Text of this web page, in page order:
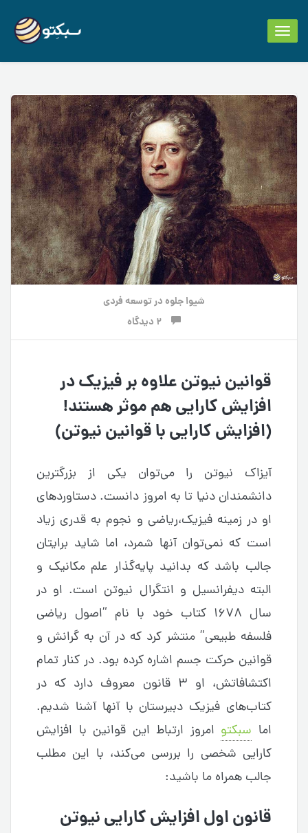
Toggle
navigation
شیوا جلوهدرتوسعه فردی
قوانین نیوتن علاوه بر فیزیک در
افزایش کارایی هم موثر هستند!
(افزایش کارایی با قوانین نیوتن)
آیزاک نیوتن را می‌توان یکی از بزرگترین
دانشمندان دنیا تا به امروز دانست. دستاوردهای
او در زمینه فیزیک،ریاضی و نجوم به قدری زیاد
است که نمی‌توان آنها شمرد، اما شاید برایتان
جالب باشد که بدانید پایه‌گذار علم مکانیک و
البته دیفرانسیل و انتگرال نیوتن است. او در
سال ۱۶۷۸ کتاب خود با نام “اصول ریاضی
فلسفه طبیعی” منتشر کرد که در آن به گرانش و
قوانین حرکت جسم اشاره کرده بود. در کنار تمام
اکتشافاتش، او ۳ قانون معروف دارد که در
کتاب‌های فیزیک دبیرستان با آنها آشنا شدیم.
اما سبکتو امروز ارتباط این قوانین با افزایش
کارایی شخصی را بررسی می‌کند، با این مطلب
جالب همراه ما باشید:
قانون اول افزایش کارایی نیوتن